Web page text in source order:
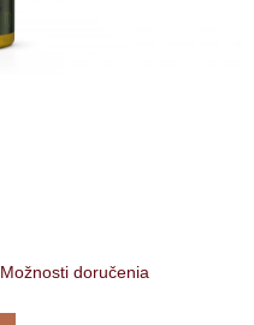
Možnosti doručenia